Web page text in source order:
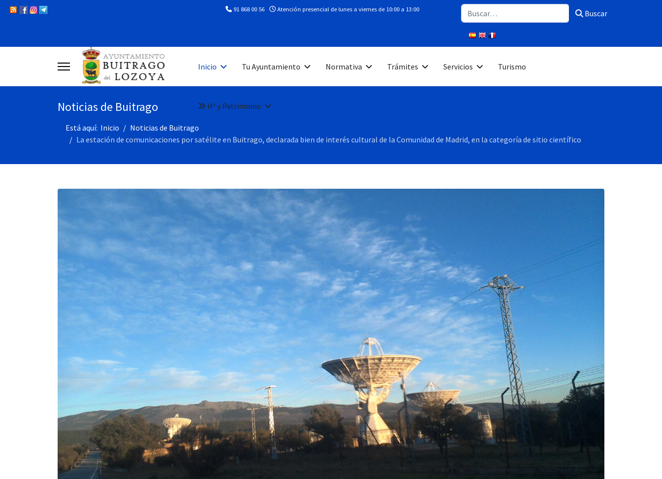
91 868 00 56 Atención presencial de lunes a viernes de 10:00 a 13:00 Buscar Buscar
Inicio Tu Ayuntamiento Normativa Trámites Servicios Turismo
Hª y Patrimonio
Noticias de Buitrago
Está aquí: Inicio
Noticias de Buitrago
La estación de comunicaciones por satélite en Buitrago, declarada bien de interés cultural de la Comunidad de Madrid, en la categoría de sitio científico